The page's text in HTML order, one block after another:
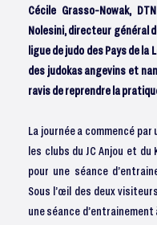
Cécile Grasso-Nowak,
Nolesini, directeur général
ligue de judo des Pays de la
des judokas angevins et
ravis de reprendre la
La journée a commencé par
les clubs du JC Anjou et
pour une séance
Sous l’œil des deux
une séance